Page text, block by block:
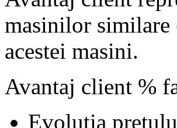
masinilor
acestei masini.
Avantaj client %
Evolutia